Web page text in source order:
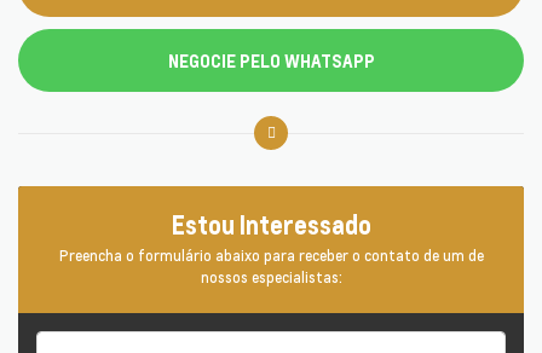
NEGOCIE PELO WHATSAPP
Estou Interessado
Preencha o formulário abaixo para receber o contato de um de
nossos especialistas: